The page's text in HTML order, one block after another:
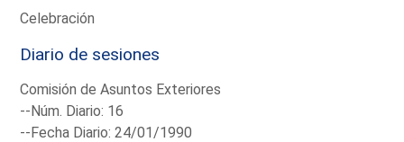
Celebración
Diario de sesiones
Comisión de Asuntos Exteriores
--Núm. Diario: 16
--Fecha Diario: 24/01/1990